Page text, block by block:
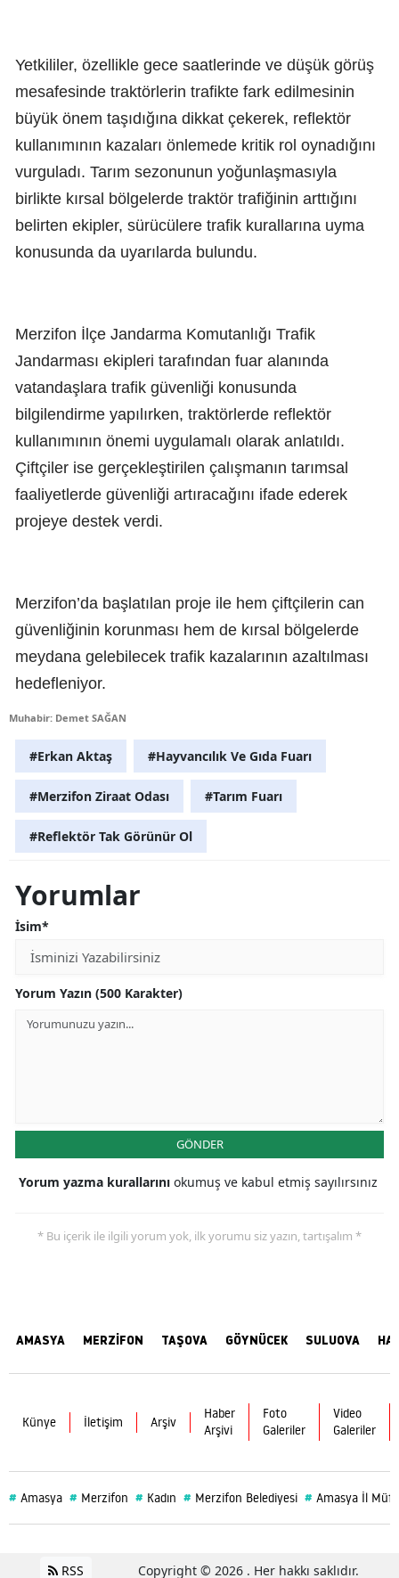
Yetkililer, özellikle gece saatlerinde ve düşük görüş
mesafesinde traktörlerin trafikte fark edilmesinin
büyük önem taşıdığına dikkat çekerek, reflektör
kullanımının kazaları önlemede kritik rol oynadığını
vurguladı. Tarım sezonunun yoğunlaşmasıyla
birlikte kırsal bölgelerde traktör trafiğinin arttığını
belirten ekipler, sürücülere trafik kurallarına uyma
konusunda da uyarılarda bulundu.
Merzifon İlçe Jandarma Komutanlığı Trafik
Jandarması ekipleri tarafından fuar alanında
vatandaşlara trafik güvenliği konusunda
bilgilendirme yapılırken, traktörlerde reflektör
kullanımının önemi uygulamalı olarak anlatıldı.
Çiftçiler ise gerçekleştirilen çalışmanın tarımsal
faaliyetlerde güvenliği artıracağını ifade ederek
projeye destek verdi.
Merzifon’da başlatılan proje ile hem çiftçilerin can
güvenliğinin korunması hem de kırsal bölgelerde
meydana gelebilecek trafik kazalarının azaltılması
hedefleniyor.
Muhabir: Demet SAĞAN
#Erkan Aktaş #Hayvancılık Ve Gıda Fuarı
#Merzifon Ziraat Odası #Tarım Fuarı
#Reflektör Tak Görünür Ol
Yorumlar
İsim*
Yorum Yazın (500 Karakter)
GÖNDER
Yorum yazma kurallarını okumuş ve kabul etmiş sayılırsınız
* Bu içerik ile ilgili yorum yok, ilk yorumu siz yazın, tartışalım *
AMASYA MERZİFON TAŞOVA GÖYNÜCEK SULUOVA
Künye İletişim Arşiv
Haber
Arşivi
Foto
Galeriler
Video
Galeriler
# Amasya # Merzifon # Kadın # Merzifon Belediyesi # Amasya İl
RSS Copyright © 2026 . Her hakkı saklıdır.